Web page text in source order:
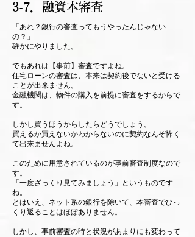
3-7．融資本審査
「あれ？銀行の審査ってもうやったんじゃない
の？」
確かにやりました。
でもあれは【事前】審査ですよね。
住宅ローンの審査は、本来は契約後でないと受ける
ことが出来ません。
金融機関は、物件の購入を前提に審査をするからで
す。
しかし買うほうからしたらどうでしょう。
買えるか買えないかわからないのに契約なんぞ怖く
て出来ませんよね。
このために用意されているのが事前審査制度なので
す。
「一度ざっくり見てみましょう」というものです
ね。
とはいえ、ネット系の銀行を除いて、本審査でひっ
くり返ることはほぼありません。
しかし、事前審査の時と状況があまりにも変わって